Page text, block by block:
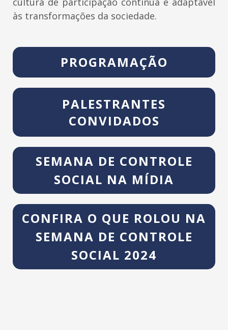
às transformações da sociedade.
PROGRAMAÇÃO
PALESTRANTES
CONVIDADOS
SEMANA DE CONTROLE
SOCIAL NA MÍDIA
CONFIRA O QUE ROLOU NA
SEMANA DE CONTROLE
SOCIAL 2024